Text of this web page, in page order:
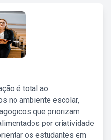
é total ao
no ambiente escolar,
que priorizam
por criatividade
os estudantes em